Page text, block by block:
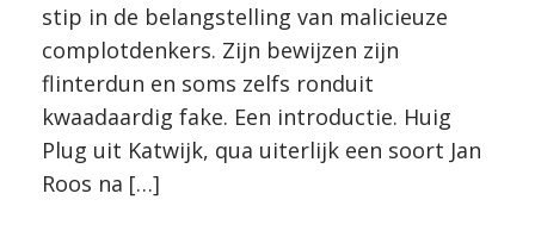
stip in de belangstelling van malicieuze
complotdenkers. Zijn bewijzen zijn
flinterdun en soms zelfs ronduit
kwaadaardig fake. Een introductie. Huig
Plug uit Katwijk, qua uiterlijk een soort Jan
Roos na […]